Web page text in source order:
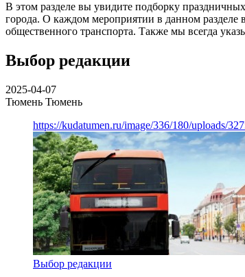
В этом разделе вы увидите подборку
города. О каждом мероприятии в данном
общественного транспорта. Также мы всегда
Выбор редакции
2025-04-07
Тюмень Тюмень
https://kudatumen.ru/image/336/180/uploads/
Выбор редакции